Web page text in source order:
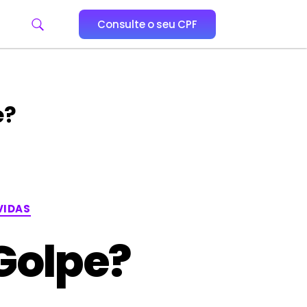
Consulte o seu CPF